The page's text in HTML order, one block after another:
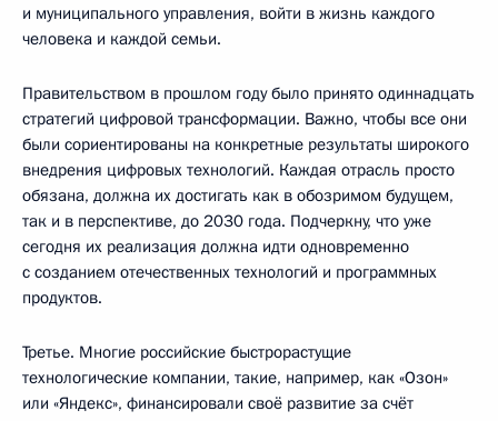
и муниципального управления, войти в жизнь каждого
человека и каждой семьи.
Правительством в прошлом году было принято одиннадцать
стратегий цифровой трансформации. Важно, чтобы все они
были сориентированы на конкретные результаты широкого
внедрения цифровых технологий. Каждая отрасль просто
обязана, должна их достигать как в обозримом будущем,
так и в перспективе, до 2030 года. Подчеркну, что уже
сегодня их реализация должна идти одновременно
с созданием отечественных технологий и программных
продуктов.
Третье. Многие российские быстрорастущие
технологические компании, такие, например, как «Озон»
или «Яндекс», финансировали своё развитие за счёт